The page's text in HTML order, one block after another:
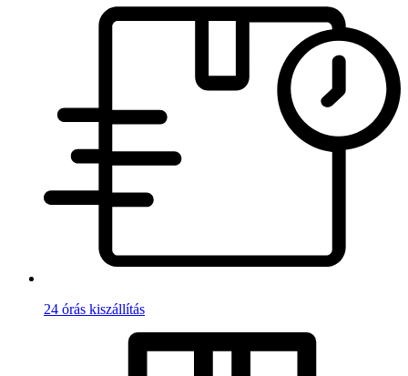
24 órás kiszállítás